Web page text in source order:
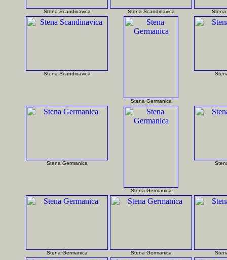
Stena Scandinavica Stena Scandinavica Stena
Stena Scandinavica
Stena Germanica
Stena Germanica
Stena Germanica
Stena Germanica Stena Germanica